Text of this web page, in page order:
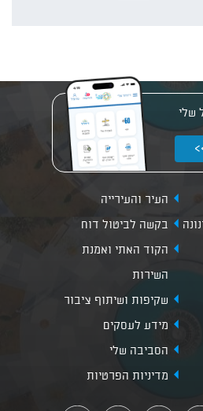
שלי
העיר והעירייה
בקשה לביטול דוח
הקוד האתי ואמנת
השירות
שקיפות ושיתוף ציבור
מידע לעסקים
הסביבה שלי
מדיניות הפרטיות